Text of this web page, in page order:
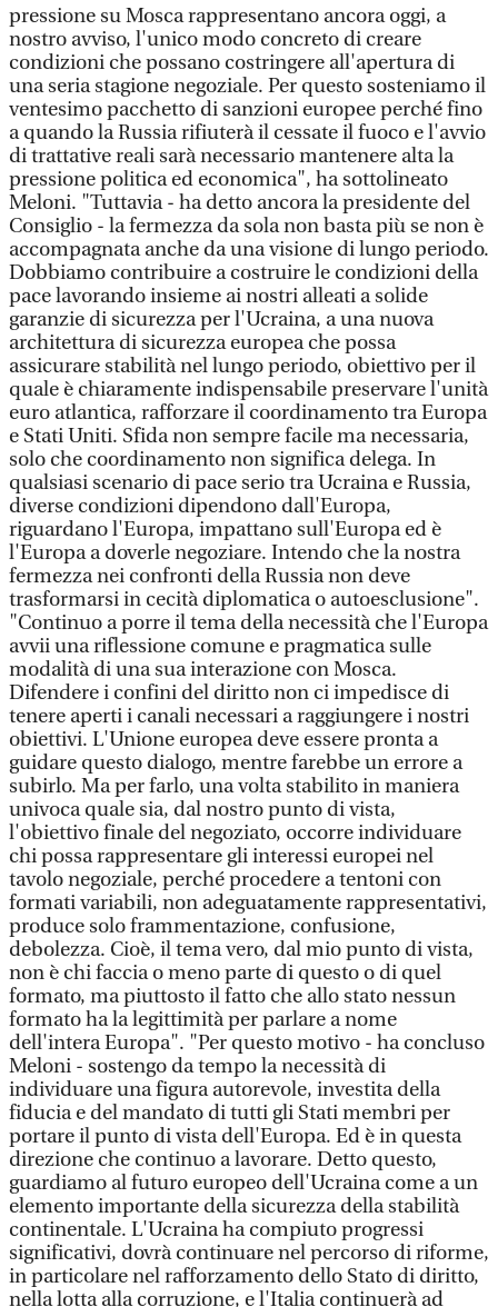
pressione su Mosca rappresentano ancora oggi, a
nostro avviso, l'unico modo concreto di creare
condizioni che possano costringere all'apertura di
una seria stagione negoziale. Per questo sosteniamo il
ventesimo pacchetto di sanzioni europee perché fino
a quando la Russia rifiuterà il cessate il fuoco e l'avvio
di trattative reali sarà necessario mantenere alta la
pressione politica ed economica", ha sottolineato
Meloni. "Tuttavia - ha detto ancora la presidente del
Consiglio - la fermezza da sola non basta più se non è
accompagnata anche da una visione di lungo periodo.
Dobbiamo contribuire a costruire le condizioni della
pace lavorando insieme ai nostri alleati a solide
garanzie di sicurezza per l'Ucraina, a una nuova
architettura di sicurezza europea che possa
assicurare stabilità nel lungo periodo, obiettivo per il
quale è chiaramente indispensabile preservare l'unità
euro atlantica, rafforzare il coordinamento tra Europa
e Stati Uniti. Sfida non sempre facile ma necessaria,
solo che coordinamento non significa delega. In
qualsiasi scenario di pace serio tra Ucraina e Russia,
diverse condizioni dipendono dall'Europa,
riguardano l'Europa, impattano sull'Europa ed è
l'Europa a doverle negoziare. Intendo che la nostra
fermezza nei confronti della Russia non deve
trasformarsi in cecità diplomatica o autoesclusione".
"Continuo a porre il tema della necessità che l'Europa
avvii una riflessione comune e pragmatica sulle
modalità di una sua interazione con Mosca.
Difendere i confini del diritto non ci impedisce di
tenere aperti i canali necessari a raggiungere i nostri
obiettivi. L'Unione europea deve essere pronta a
guidare questo dialogo, mentre farebbe un errore a
subirlo. Ma per farlo, una volta stabilito in maniera
univoca quale sia, dal nostro punto di vista,
l'obiettivo finale del negoziato, occorre individuare
chi possa rappresentare gli interessi europei nel
tavolo negoziale, perché procedere a tentoni con
formati variabili, non adeguatamente rappresentativi,
produce solo frammentazione, confusione,
debolezza. Cioè, il tema vero, dal mio punto di vista,
non è chi faccia o meno parte di questo o di quel
formato, ma piuttosto il fatto che allo stato nessun
formato ha la legittimità per parlare a nome
dell'intera Europa". "Per questo motivo - ha concluso
Meloni - sostengo da tempo la necessità di
individuare una figura autorevole, investita della
fiducia e del mandato di tutti gli Stati membri per
portare il punto di vista dell'Europa. Ed è in questa
direzione che continuo a lavorare. Detto questo,
guardiamo al futuro europeo dell'Ucraina come a un
elemento importante della sicurezza della stabilità
continentale. L'Ucraina ha compiuto progressi
significativi, dovrà continuare nel percorso di riforme,
in particolare nel rafforzamento dello Stato di diritto,
nella lotta alla corruzione, e l'Italia continuerà ad